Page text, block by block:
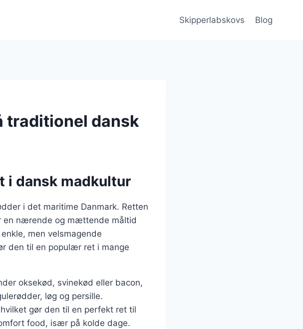
Skipperlabskovs Blog
traditionel dansk
i dansk madkultur
i det maritime Danmark. Retten
en nærende og mættende måltid
men velsmagende
den til en populær ret i mange
oksekød, svinekød eller bacon,
løg og persille.
gør den til en perfekt ret til
food, især på kolde dage.